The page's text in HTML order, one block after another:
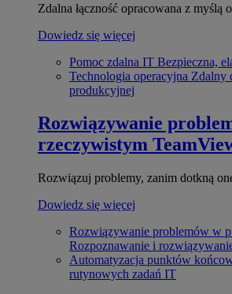
Zdalna łączność opracowana z myślą
Dowiedz się więcej
Pomoc zdalna IT Bezpieczna,
Technologia operacyjna Zdalny
produkcyjnej
Rozwiązywanie
rzeczywistym
Rozwiązuj problemy, zanim dotkną
Dowiedz się więcej
Rozwiązywanie problemów w
Rozpoznawanie i
Automatyzacja punktów
rutynowych zadań IT